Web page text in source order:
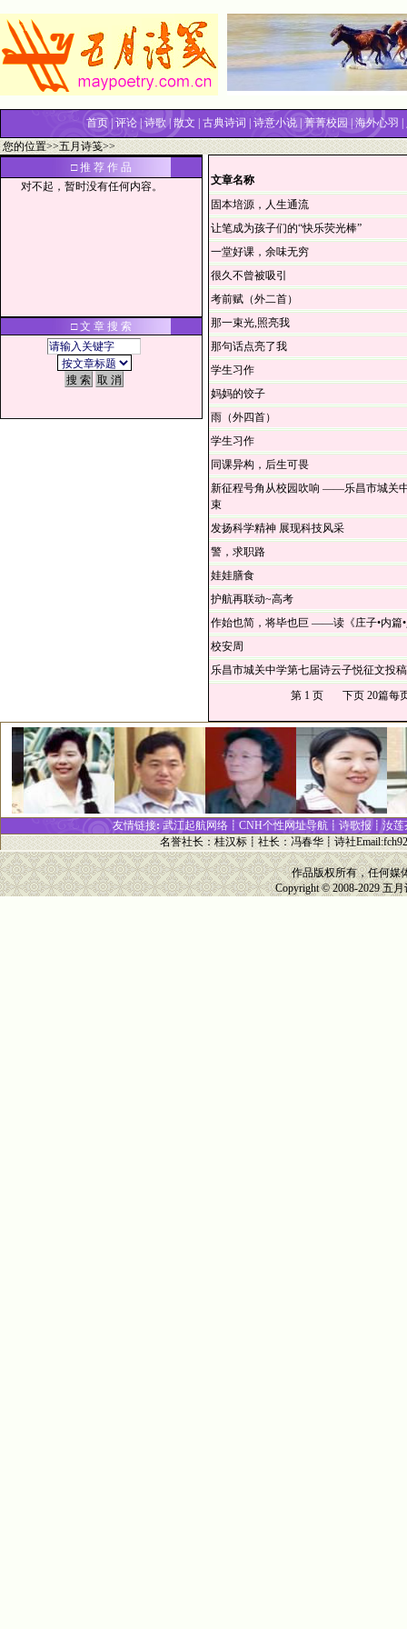
首页 评论 诗歌 |散文 古典诗词 诗意小说 菁菁校园| 海外心羽
您的位置>>五月诗笺>>
□ 推 荐 作 品
对不起，暂时没有任何内容。
□ 文 章 搜 索
文章名称
固本培源，人生通流
让笔成为孩子们的“快乐荧光棒”
一堂好课，余味无穷
很久不曾被吸引
考前赋（外二首）
那一束光,照亮我
那句话点亮了我
学生习作
妈妈的饺子
雨（外四首）
学生习作
同课异构，后生可畏
新征程号角从校园吹响 ——乐昌市城关
束
发扬科学精神 展现科技风采
警，求职路
娃娃膳食
护航再联动~高考
作始也简，将毕也巨 ——读《庄子•内篇
校安周
乐昌市城关中学第七届诗云子悦征文投稿
第 1 页
下页 20篇每
友情链接: 武江起航网络┋ CNH个性网址导航┋ 诗歌报┋汝莲
名誉社长：桂汉标┋社长：冯春华┋诗社Email:
作品版权所有，任何媒
Copyright © 2008-2029 五月